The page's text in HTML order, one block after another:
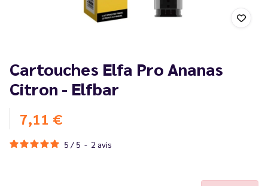
Cartouches Elfa Pro Ananas
Citron - Elfbar
7,11 €
5 / 5 - 2 avis